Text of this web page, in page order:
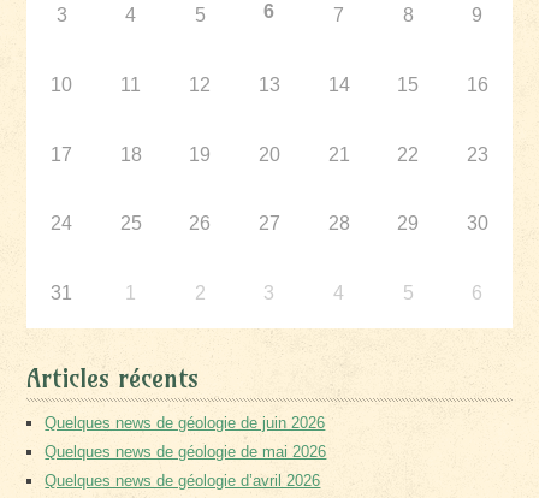
3 4 5 6 7 8 9
10 11 12 13 14 15 16
17 18 19 20 21 22 23
24 25 26 27 28 29 30
31 1 2 3 4 5 6
Articles récents
Quelques news de géologie de juin 2026
Quelques news de géologie de mai 2026
Quelques news de géologie d’avril 2026